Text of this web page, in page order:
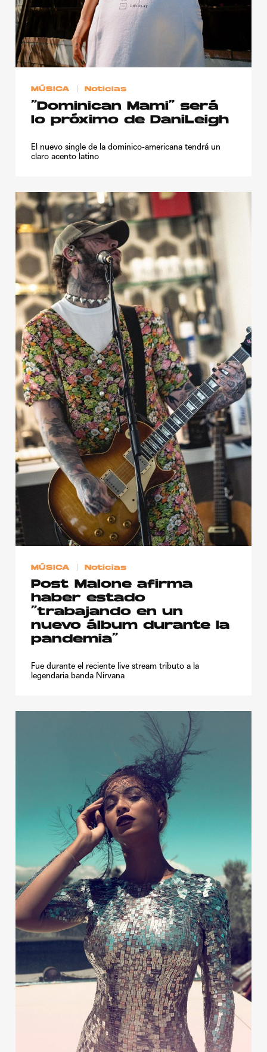
MÚSICA Noticias
“Dominican Mami” será
lo próximo de DaniLeigh
El nuevo single de la dominico-americana tendrá un
claro acento latino
MÚSICA Noticias
Post Malone afirma
haber estado
“trabajando en un
nuevo álbum durante la
pandemia”
Fue durante el reciente live stream tributo a la
legendaria banda Nirvana